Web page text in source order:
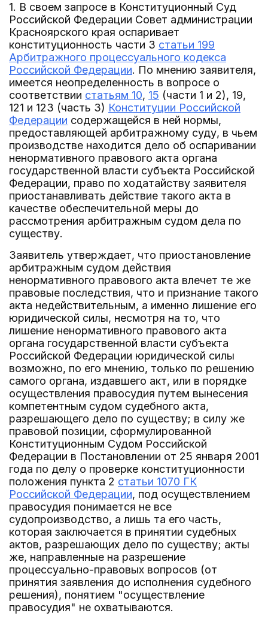
1. В своем запросе в Конституционный Суд
Российской Федерации Совет администрации
Красноярского края оспаривает
конституционность части 3 статьи 199
Арбитражного процессуального кодекса
Российской Федерации. По мнению заявителя,
имеется неопределенность в вопросе о
соответствии статьям 10, 15 (части 1 и 2), 19,
121 и 123 (часть 3) Конституции Российской
Федерации содержащейся в ней нормы,
предоставляющей арбитражному суду, в чьем
производстве находится дело об оспаривании
ненормативного правового акта органа
государственной власти субъекта Российской
Федерации, право по ходатайству заявителя
приостанавливать действие такого акта в
качестве обеспечительной меры до
рассмотрения арбитражным судом дела по
существу.
Заявитель утверждает, что приостановление
арбитражным судом действия
ненормативного правового акта влечет те же
правовые последствия, что и признание такого
акта недействительным, а именно лишение его
юридической силы, несмотря на то, что
лишение ненормативного правового акта
органа государственной власти субъекта
Российской Федерации юридической силы
возможно, по его мнению, только по решению
самого органа, издавшего акт, или в порядке
осуществления правосудия путем вынесения
компетентным судом судебного акта,
разрешающего дело по существу; в силу же
правовой позиции, сформулированной
Конституционным Судом Российской
Федерации в Постановлении от 25 января 2001
года по делу о проверке конституционности
положения пункта 2 статьи 1070 ГК
Российской Федерации, под осуществлением
правосудия понимается не все
судопроизводство, а лишь та его часть,
которая заключается в принятии судебных
актов, разрешающих дело по существу; акты
же, направленные на разрешение
процессуально-правовых вопросов (от
принятия заявления до исполнения судебного
решения), понятием "осуществление
правосудия" не охватываются.